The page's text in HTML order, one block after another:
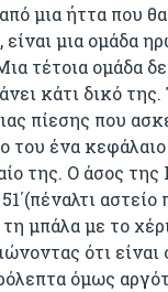
μια ήττα που
μια ομάδα
τέτοια ομάδα
κάτι δικό
πίεσης που
του ένα
της. Ο άσος της
μπάλα με το
ότι
όμως